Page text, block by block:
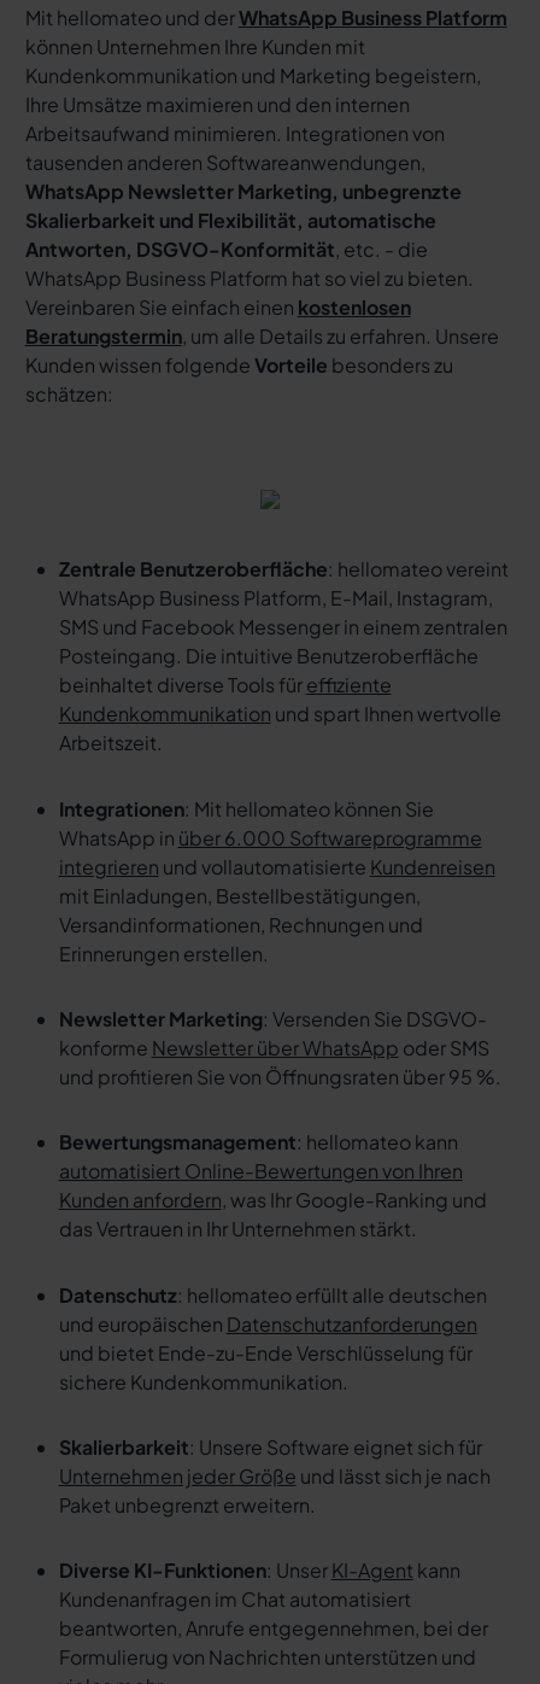
Mit hellomateo und derWhatsApp Business Platform
können Unternehmen Ihre Kunden mit
Kundenkommunikation und Marketing begeistern,
Ihre Umsätze maximieren und den internen
Arbeitsaufwand minimieren. Integrationen von
tausenden anderen Softwareanwendungen,
WhatsApp Newsletter Marketing, unbegrenzte
Skalierbarkeit und Flexibilität, automatische
Antworten, DSGVO-Konformität, etc. - die
WhatsApp Business Platform hat so viel zu bieten.
Vereinbaren Sie einfach einen kostenlosen
Beratungstermin, um alle Details zu erfahren. Unsere
Kunden wissen folgendeVorteile besonders zu
schätzen:
Zentrale Benutzeroberfläche: hellomateo vereint
WhatsApp Business Platform, E-Mail, Instagram,
SMS und Facebook Messenger in einem zentralen
Posteingang. Die intuitive Benutzeroberfläche
beinhaltet diverse Tools füreffiziente
Kundenkommunikation und spart Ihnen wertvolle
Arbeitszeit.
Integrationen: Mit hellomateo können Sie
WhatsApp in über 6.000 Softwareprogramme
integrieren und vollautomatisierte Kundenreisen
mit Einladungen, Bestellbestätigungen,
Versandinformationen, Rechnungen und
Erinnerungen erstellen.
Newsletter Marketing: Versenden Sie DSGVO-
konforme Newsletter über WhatsApp oder SMS
und profitieren Sie von Öffnungsraten über 95 %.
Bewertungsmanagement: hellomateo kann
automatisiert Online-Bewertungen von Ihren
Kunden anfordern, was Ihr Google-Ranking und
das Vertrauen in Ihr Unternehmen stärkt.
Datenschutz: hellomateo erfüllt alle deutschen
und europäischen Datenschutzanforderungen
und bietet Ende-zu-Ende Verschlüsselung für
sichere Kundenkommunikation.
Skalierbarkeit: Unsere Software eignet sich für
Unternehmen jeder Größe und lässt sich je nach
Paket unbegrenzt erweitern.
Diverse KI-Funktionen: UnserKI-Agent kann
Kundenanfragen im Chat automatisiert
beantworten, Anrufe entgegennehmen, bei der
Formulierug von Nachrichten unterstützen und